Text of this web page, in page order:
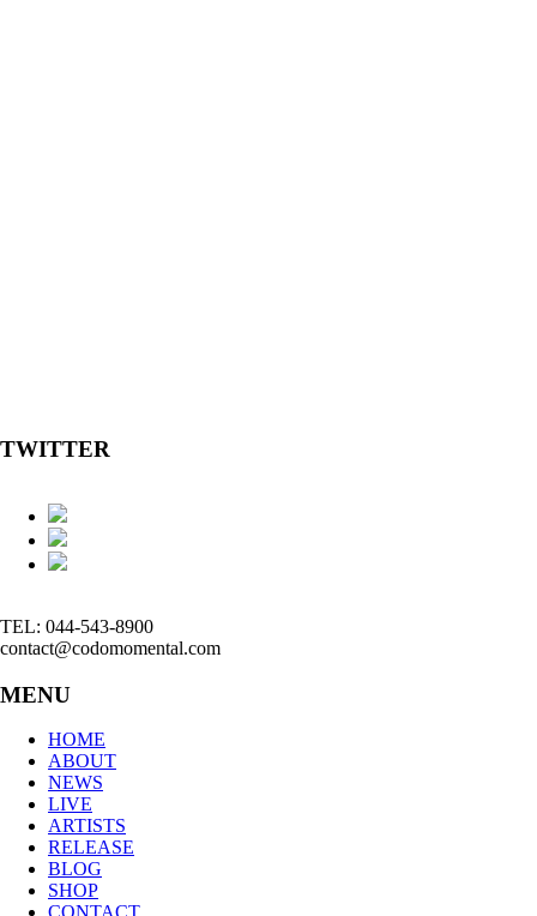
TWITTER
TEL: 044-543-8900
contact@codomomental.com
MENU
HOME
ABOUT
NEWS
LIVE
ARTISTS
RELEASE
BLOG
SHOP